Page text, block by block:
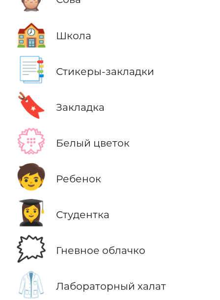
🏫 Школа
📑 Стикеры-закладки
🔖 Закладка
💮 Белый цветок
🧒 Ребенок
👩‍🎓 Студентка
🗯️ Гневное облачко
🥼 Лабораторный халат